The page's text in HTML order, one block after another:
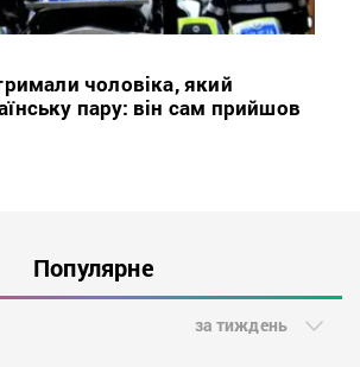
чоловіка, який
пару: він сам прийшов
Популярне
за тиждень